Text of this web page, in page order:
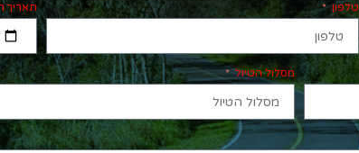
טלפון תאריך
מסלול הטיול